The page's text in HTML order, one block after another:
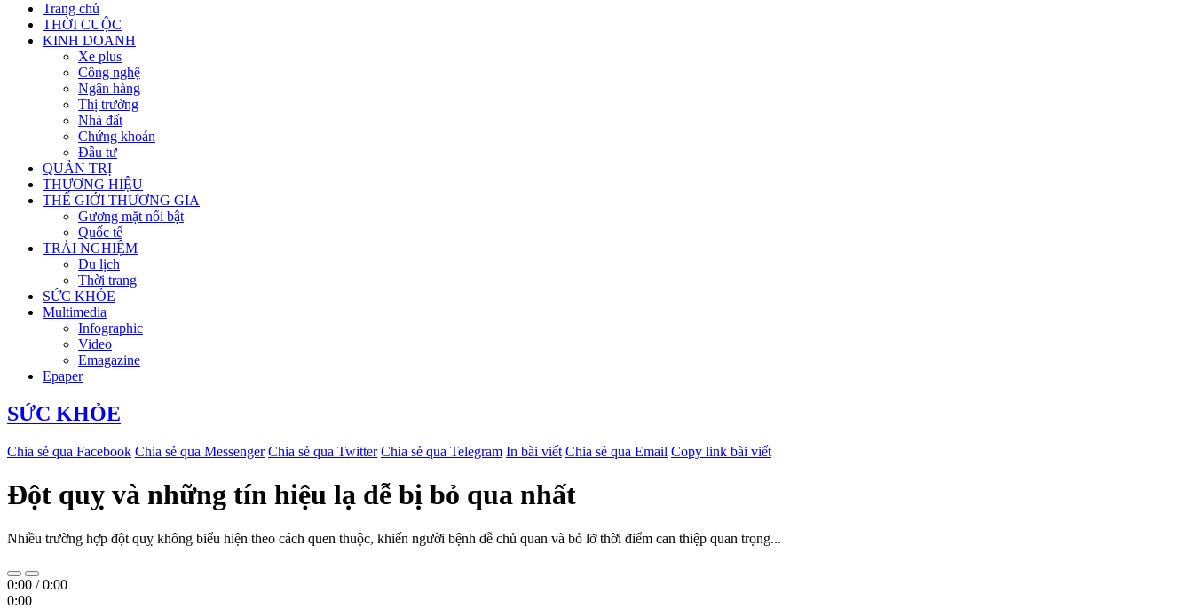
Trang chủ
THỜI CUỘC
KINH DOANH
Xe plus
Công nghệ
Ngân hàng
Thị trường
Nhà đất
Chứng khoán
Đầu tư
QUẢN TRỊ
THƯƠNG HIỆU
THẾ GIỚI THƯƠNG GIA
Gương mặt nổi bật
Quốc tế
TRẢI NGHIỆM
Du lịch
Thời trang
SỨC KHỎE
Multimedia
Infographic
Video
Emagazine
Epaper
SỨC KHỎE
Chia sẻ qua Facebook Chia sẻ qua Messenger Chia sẻ qua Twitter Chia sẻ qua Telegram In bài viết Chia sẻ qua Email Copy link bài viết
Đột quỵ và những tín hiệu lạ dễ bị bỏ qua nhất
Nhiều trường hợp đột quỵ không biểu hiện theo cách quen thuộc, khiến người bệnh dễ chủ quan và bỏ lỡ thời điểm can thiệp quan trọng...
0:00 /0:00
0:00